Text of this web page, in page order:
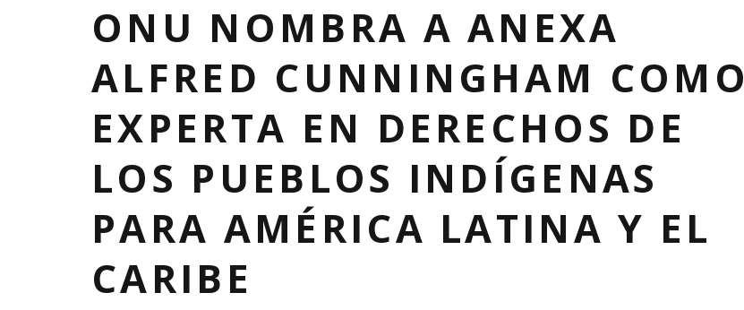
ONU NOMBRA A ANEXA
ALFRED CUNNINGHAM COMO
EXPERTA EN DERECHOS DE
LOS PUEBLOS INDÍGENAS
PARA AMÉRICA LATINA Y EL
CARIBE